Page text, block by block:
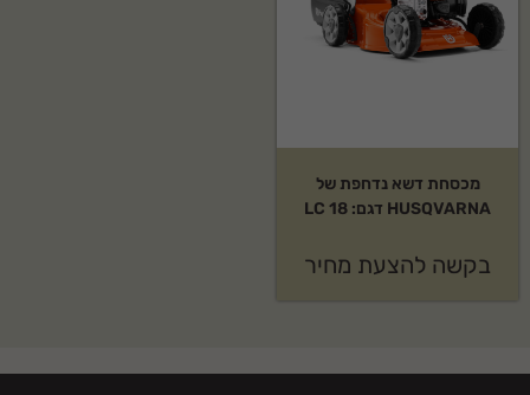
מכסחת דשא נדחפת של
HUSQVARNA דגם: LC 18
בקשה להצעת מחיר